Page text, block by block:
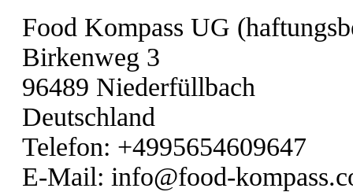
Food Kompass UG
Birkenweg 3
96489 Niederfüllbach
Deutschland
Telefon: +4995654609647
E-Mail: info@food-